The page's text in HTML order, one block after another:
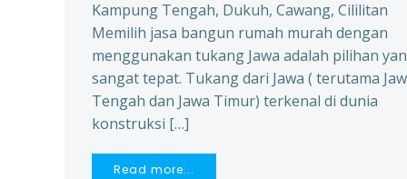
Kampung Tengah, Dukuh, Cawang, Cililitan
Memilih jasa bangun rumah murah dengan
menggunakan tukang Jawa adalah pilihan
sangat tepat. Tukang dari Jawa ( terutama
Tengah dan Jawa Timur) terkenal di dunia
konstruksi […]
Read more...